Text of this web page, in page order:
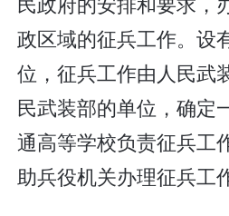
政区域的征兵工作。设
位，征兵工作由人民武
民武装部的单位，确定
通高等学校负责征兵工
助兵役机关办理征兵工